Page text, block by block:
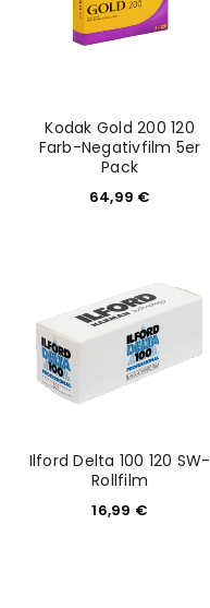
Kodak Gold 200 120
Farb-Negativfilm 5er
Pack
64,99 €
Ilford Delta 100 120 SW-
Rollfilm
16,99 €